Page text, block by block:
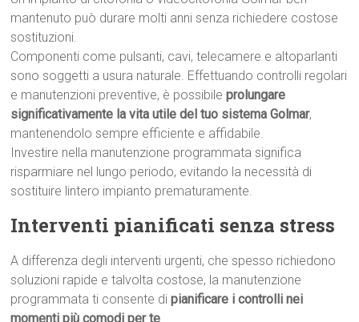
mantenuto può durare molti anni senza richiedere costose
sostituzioni.
Componenti come pulsanti, cavi, telecamere e altoparlanti
sono soggetti a usura naturale. Effettuando controlli regolari
e manutenzioni preventive, è possibileprolungare
significativamente la vita utile del tuo sistema Golmar,
mantenendolo sempre efficiente e affidabile.
Investire nella manutenzione programmata significa
risparmiare nel lungo periodo, evitando la necessità di
sostituire lintero impianto prematuramente.
Interventi pianificati senza stress
A differenza degli interventi urgenti, che spesso richiedono
soluzioni rapide e talvolta costose, la manutenzione
programmata ti consente dipianificare i controlli nei
momenti più comodi per te.